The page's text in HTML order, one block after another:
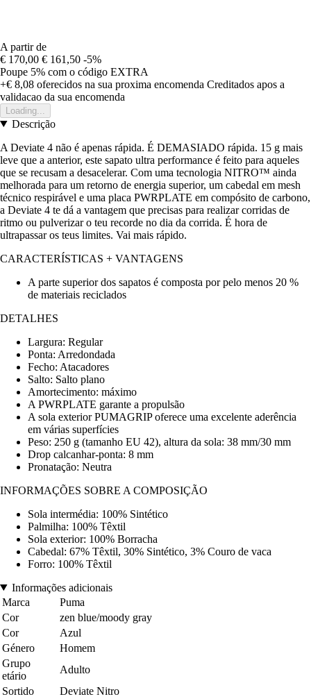
A partir de
€ 170,00 € 161,50 -5%
Poupe 5% com o código EXTRA
+€ 8,08 oferecidos na sua proxima encomenda Creditados apos a
validacao da sua encomenda
Loading...
Descrição
A Deviate 4 não é apenas rápida. É DEMASIADO rápida. 15 g mais
leve que a anterior, este sapato ultra performance é feito para aqueles
que se recusam a desacelerar. Com uma tecnologia NITRO™ ainda
melhorada para um retorno de energia superior, um cabedal em mesh
técnico respirável e uma placa PWRPLATE em compósito de carbono,
a Deviate 4 te dá a vantagem que precisas para realizar corridas de
ritmo ou pulverizar o teu recorde no dia da corrida. É hora de
ultrapassar os teus limites. Vai mais rápido.
CARACTERÍSTICAS + VANTAGENS
A parte superior dos sapatos é composta por pelo menos 20 %
de materiais reciclados
DETALHES
Largura: Regular
Ponta: Arredondada
Fecho: Atacadores
Salto: Salto plano
Amortecimento: máximo
A PWRPLATE garante a propulsão
A sola exterior PUMAGRIP oferece uma excelente aderência
em várias superfícies
Peso: 250 g (tamanho EU 42), altura da sola: 38 mm/30 mm
Drop calcanhar-ponta: 8 mm
Pronatação: Neutra
INFORMAÇÕES SOBRE A COMPOSIÇÃO
Sola intermédia: 100% Sintético
Palmilha: 100% Têxtil
Sola exterior: 100% Borracha
Cabedal: 67% Têxtil, 30% Sintético, 3% Couro de vaca
Forro: 100% Têxtil
Informações adicionais
Marca
Puma
Cor
zen blue/moody gray
Cor
Azul
Género
Homem
Grupo
etário
Adulto
Sortido
Deviate Nitro